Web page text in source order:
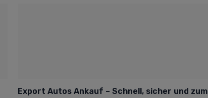
Export Autos Ankauf – Schnell, sicher und zum